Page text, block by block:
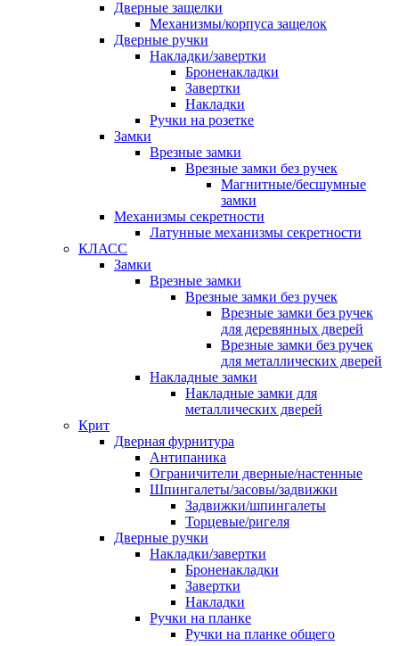
Дверные защелки
Механизмы/корпуса защелок
Дверные ручки
Накладки/завертки
Броненакладки
Завертки
Накладки
Ручки на розетке
Замки
Врезные замки
Врезные замки без ручек
Магнитные/бесшумные
замки
Механизмы секретности
Латунные механизмы секретности
КЛАСС
Замки
Врезные замки
Врезные замки без ручек
Врезные замки без ручек
для деревянных дверей
Врезные замки без ручек
для металлических дверей
Накладные замки
Накладные замки для
металлических дверей
Крит
Дверная фурнитура
Антипаника
Ограничители дверные/настенные
Шпингалеты/засовы/задвижки
Задвижки/шпингалеты
Торцевые/ригеля
Дверные ручки
Накладки/завертки
Броненакладки
Завертки
Накладки
Ручки на планке
Ручки на планке общего